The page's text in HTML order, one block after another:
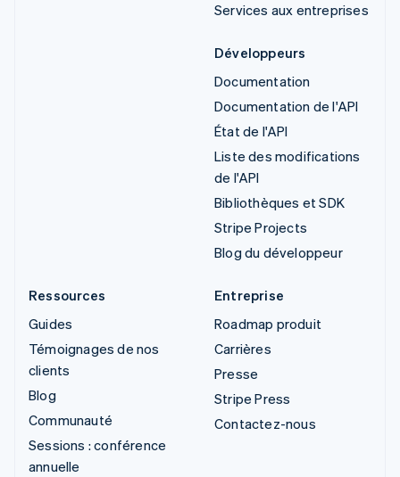
Services aux entreprises
Développeurs
Documentation
Documentation de l'API
État de l'API
Liste des modifications
de l'API
Bibliothèques et SDK
Stripe Projects
Blog du développeur
Ressources
Guides
Témoignages de nos
clients
Blog
Communauté
Sessions : conférence
annuelle
Entreprise
Roadmap produit
Carrières
Presse
Stripe Press
Contactez-nous